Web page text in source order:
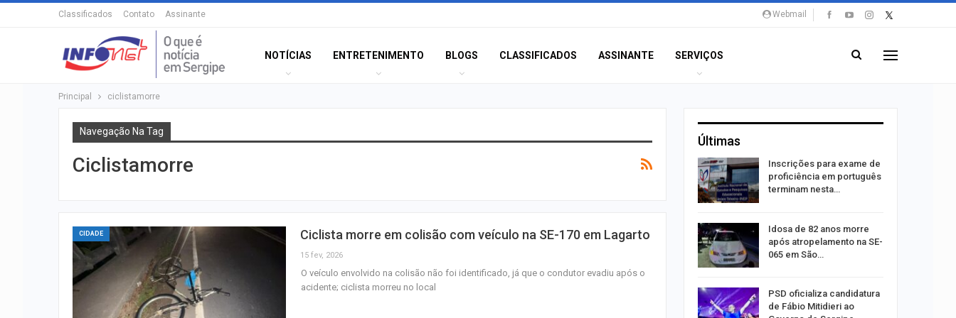
Webmail
Classificados Contato Assinante
NOTÍCIAS ENTRETENIMENTO BLOGS CLASSIFICADOS ASSINANTE SERVIÇOS
Principal ciclistamorre
Navegação Na Tag
Ciclistamorre
CIDADE Ciclista morre em colisão com veículo na SE-170 em Lagarto
15 fev, 2026
O veículo envolvido na colisão não foi identificado, já que o condutor evadiu após o
acidente; ciclista morreu no local
Últimas
Radiopatrulha apreende
Inscrições para exame de
proficiência em português
terminam nesta…
Idosa de 82 anos morre
após atropelamento na SE-
065 em São…
PSD oficializa candidatura
de Fábio Mitidieri ao